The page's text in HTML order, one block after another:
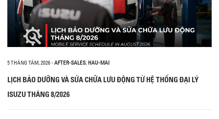
5 THÁNG TÁM, 2026- AFTER-SALES, HAU-MAI
LỊCH BẢO DƯỠNG VÀ SỬA CHỮA LƯU ĐỘNG TỪ HỆ THỐNG ĐẠI LÝ
ISUZU THÁNG 8/2026